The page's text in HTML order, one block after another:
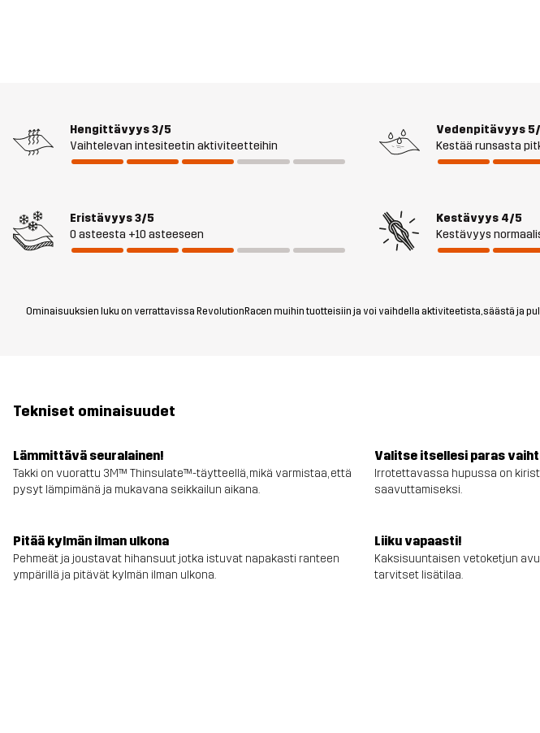
Hengittävyys3/5
Vaihtelevan intesiteetin aktiviteetteihin
Vedenpitävyys
Kestää runsasta
Eristävyys3/5
0 asteesta +10 asteeseen
Kestävyys 4/5
Kestävyys
Ominaisuuksien luku on verrattavissa RevolutionRacen muihin tuotteisiin ja voi vaihdella aktiviteetista, säästä ja
Tekniset ominaisuudet
Lämmittävä seuralainen!
Takki on vuorattu 3M™ Thinsulate™-täytteellä, mikä varmistaa, että
pysyt lämpimänä ja mukavana seikkailun aikana.
Valitse itsellesi paras
Irrotettavassa hupussa on
saavuttamiseksi.
Pitää kylmän ilman ulkona
Pehmeät ja joustavat hihansuut jotka istuvat napakasti ranteen
ympärillä ja pitävät kylmän ilman ulkona.
Liiku vapaasti!
Kaksisuuntaisen vetoketjun
tarvitset lisätilaa.